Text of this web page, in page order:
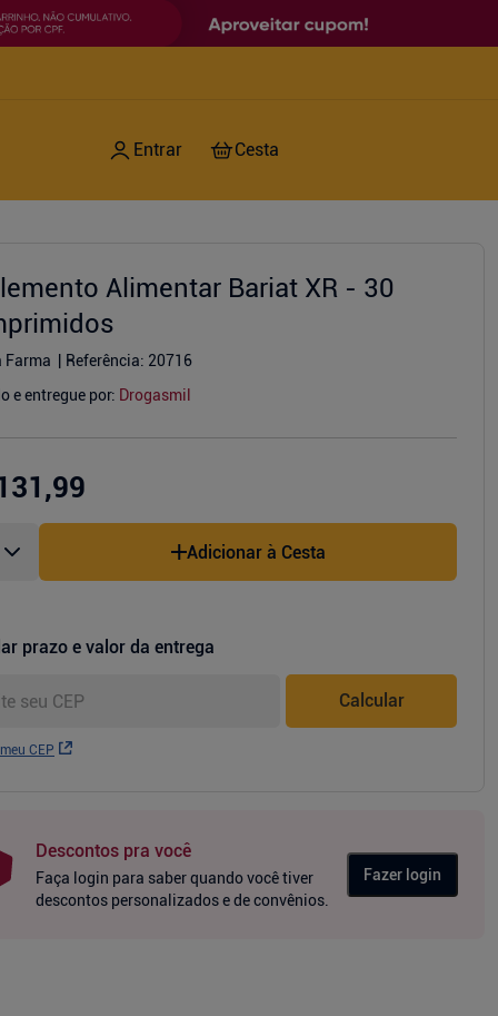
Alimentar Bariat XR - 30
Farma Referência: 20716
e entregue por: Drogasmil
Adicionar à Cesta
prazo e valor da entrega
CEP
Calcular
Descontos pra você
Faça login para saber quando você tiver
descontos personalizados e de convênios.
Fazer login